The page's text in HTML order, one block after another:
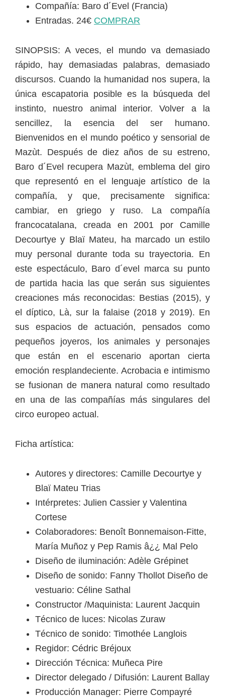
Compañía: Baro d´Evel (Francia)
Entradas. 24€ COMPRAR
SINOPSIS: A veces, el mundo va demasiado
rápido, hay demasiadas palabras, demasiado
discursos. Cuando la humanidad nos supera, la
única escapatoria posible es la búsqueda del
instinto, nuestro animal interior. Volver a la
sencillez, la esencia del ser humano.
Bienvenidos en el mundo poético y sensorial de
Mazùt. Después de diez años de su estreno,
Baro d´Evel recupera Mazùt, emblema del giro
que representó en el lenguaje artístico de la
compañía, y que, precisamente significa:
cambiar, en griego y ruso. La compañía
francocatalana, creada en 2001 por Camille
Decourtye y Blaï Mateu, ha marcado un estilo
muy personal durante toda su trayectoria. En
este espectáculo, Baro d´evel marca su punto
de partida hacia las que serán sus siguientes
creaciones más reconocidas: Bestias (2015), y
el díptico, Là, sur la falaise (2018 y 2019). En
sus espacios de actuación, pensados como
pequeños joyeros, los animales y personajes
que están en el escenario aportan cierta
emoción resplandeciente. Acrobacia e intimismo
se fusionan de manera natural como resultado
en una de las compañías más singulares del
circo europeo actual.
Ficha artística:
Autores y directores: Camille Decourtye y
Blaï Mateu Trias
Intérpretes: Julien Cassier y Valentina
Cortese
Colaboradores: Benoît Bonnemaison-Fitte,
María Muñoz y Pep Ramis â¿¿ Mal Pelo
Diseño de iluminación: Adèle Grépinet
Diseño de sonido: Fanny Thollot Diseño de
vestuario: Céline Sathal
Constructor /Maquinista: Laurent Jacquin
Técnico de luces: Nicolas Zuraw
Técnico de sonido: Timothée Langlois
Regidor: Cédric Bréjoux
Dirección Técnica: Muñeca Pire
Director delegado / Difusión: Laurent Ballay
Producción Manager: Pierre Compayré